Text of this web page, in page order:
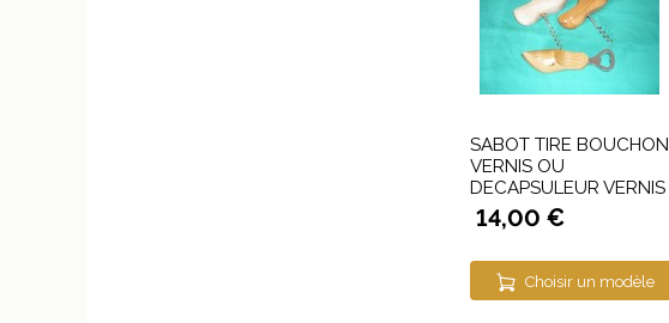
SABOT TIRE BOUCHON
VERNIS OU
DECAPSULEUR VERNIS
14,00 €
Choisir un modèle